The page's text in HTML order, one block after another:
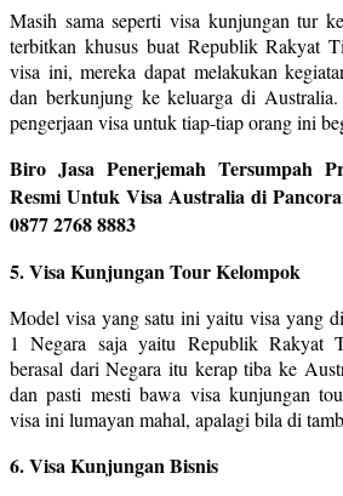
Masih sama seperti visa kunjungan tur
terbitkan khusus buat Republik Rakyat
visa ini, mereka dapat melakukan
dan berkunjung ke keluarga di
pengerjaan visa untuk tiap-tiap orang ini
Biro Jasa Penerjemah Tersumpah
Resmi Untuk Visa Australia di
0877 2768 8883
5. Visa Kunjungan Tour Kelompok
Model visa yang satu ini yaitu visa yang
1 Negara saja yaitu Republik Rakyat
berasal dari Negara itu kerap tiba ke
dan pasti mesti bawa visa kunjungan
visa ini lumayan mahal, apalagi bila di
6. Visa Kunjungan Bisnis